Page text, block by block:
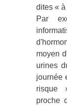
dites «
Par
moyen
urines
journée
risque
proche